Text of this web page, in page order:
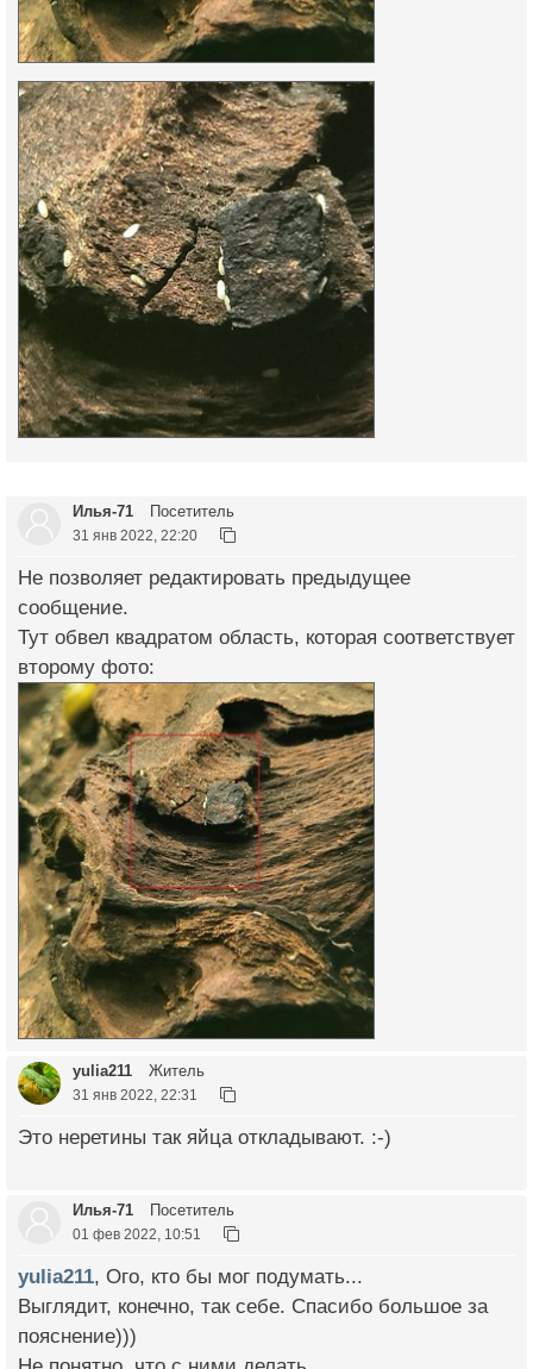
Илья-71 Посетитель
31 янв 2022, 22:20
Не позволяет редактировать предыдущее
сообщение.
Тут обвел квадратом область, которая соответствует
второму фото:
yulia211 Житель
31 янв 2022, 22:31
Это неретины так яйца откладывают. :-)
Илья-71 Посетитель
01 фев 2022, 10:51
yulia211, Ого, кто бы мог подумать...
Выглядит, конечно, так себе. Спасибо большое за
пояснение)))